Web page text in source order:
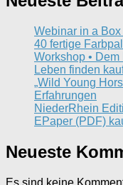
Webinar in a
40 fertige
Workshop •
Leben finden
„Wild Young
Erfahrungen
NiederRhein
EPaper (PDF)
Neueste
Es sind keine